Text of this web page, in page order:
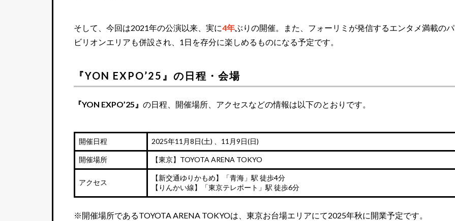
そして、今回は2021年の公演以来、実に4年ぶりの開催。また、フォーリミが発信するエンタメ満載のパ
ビリオンエリアも併設され、1日を存分に楽しめるものになる予定です。
『YON EXPO’25』の日程・会場
『YON EXPO’25』 の日程、開催場所、アクセスなどの情報は以下のとおりです。
開催日程 2025年11月8日(土) 、11月9日(日)
開催場所 【東京】TOYOTA ARENA TOKYO
アクセス
【新交通ゆりかもめ】「青海」駅 徒歩4分
【りんかい線】「東京テレポート」駅 徒歩6分
※開催場所であるTOYOTA ARENA TOKYOは、東京お台場エリアにて2025年秋に開業予定です。